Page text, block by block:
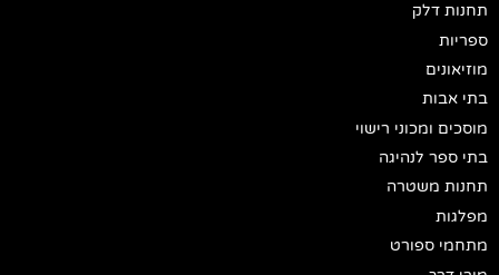
תחנות דלק
ספריות
מוזיאונים
בתי אבות
מוסכים ומכוני רישוי
בתי ספר לנהיגה
תחנות משטרה
מפלגות
מתחמי ספורט